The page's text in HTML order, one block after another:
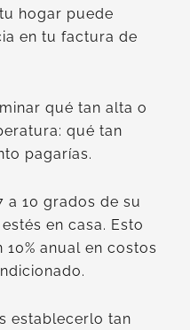
hogar puede
en tu factura de
qué tan alta o
qué tan
pagarías.
a 10 grados de su
en casa. Esto
anual en costos
establecerlo tan